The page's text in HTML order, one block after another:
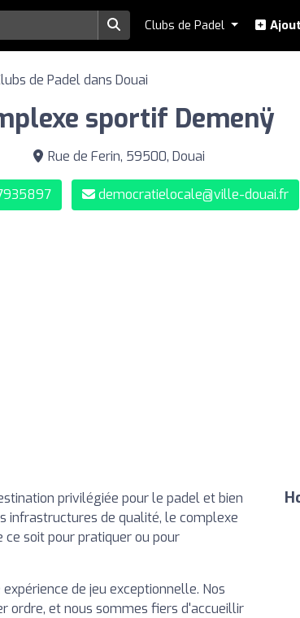
Clubs de Padel
de Padel dans Douai
sportif Demenÿ
Rue de Ferin, 59500, Douai
democratielocale@ville-douai.fr
privilégiée pour le padel et bien
infrastructures de qualité, le complexe
ce soit pour pratiquer ou pour
de jeu exceptionnelle. Nos
ordre, et nous sommes fiers d'accueillir